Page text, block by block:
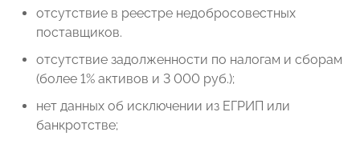
отсутствие в реестре недобросовестных
поставщиков.
отсутствие задолженности по налогам и сборам
(более 1% активов и 3 000 руб.);
нет данных об исключении из ЕГРИП или
банкротстве;